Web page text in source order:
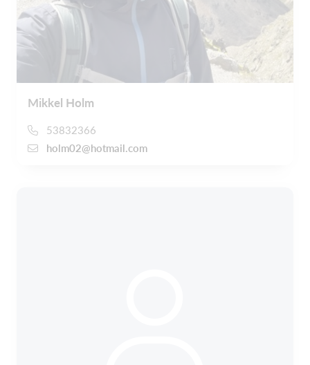
Mikkel Holm
53832366
holm02@hotmail.com